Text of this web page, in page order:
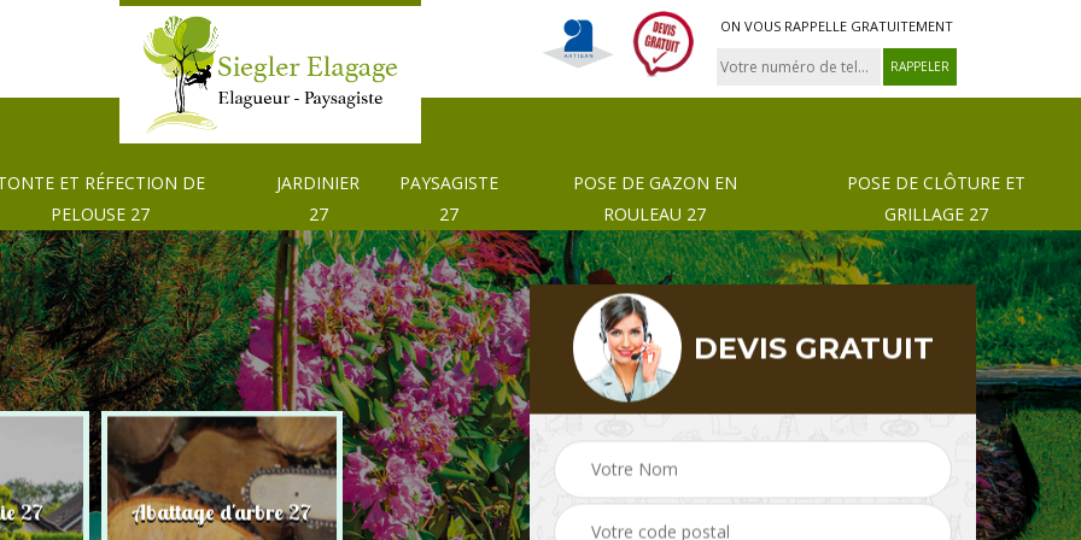
ON VOUS RAPPELLE GRATUITEMENT
ET RÉFECTION DE
PELOUSE 27
JARDINIER
27
PAYSAGISTE
27
POSE DE GAZON EN
ROULEAU 27
POSE DE CLÔTURE ET
GRILLAGE 27
27 Abattage d'arbre 27 Tonte et réfection de
pelouse 27 Paysagiste 27 Pose de gazon en
rouleau 27
DEVIS GRATUIT